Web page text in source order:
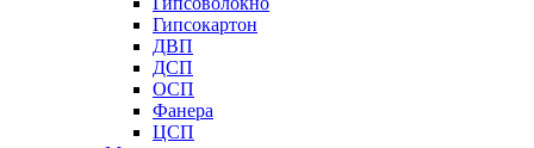
Гипсокартон
ДВП
ДСП
ОСП
Фанера
ЦСП